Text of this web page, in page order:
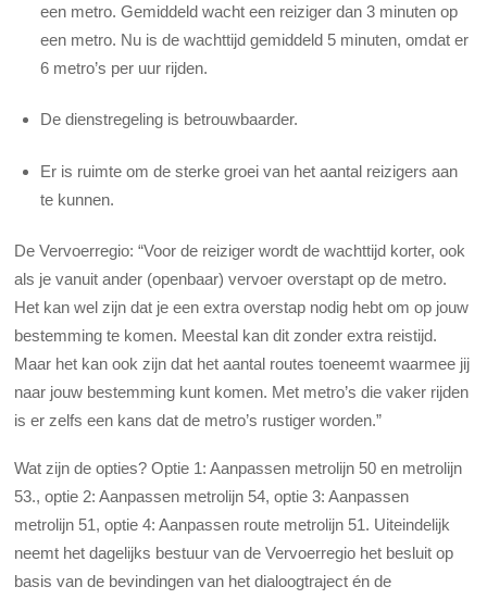
een metro. Gemiddeld wacht een reiziger dan 3 minuten op
een metro. Nu is de wachttijd gemiddeld 5 minuten, omdat er
6 metro’s per uur rijden.
De dienstregeling is betrouwbaarder.
Er is ruimte om de sterke groei van het aantal reizigers aan
te kunnen.
De Vervoerregio: “Voor de reiziger wordt de wachttijd korter, ook
als je vanuit ander (openbaar) vervoer overstapt op de metro.
Het kan wel zijn dat je een extra overstap nodig hebt om op jouw
bestemming te komen. Meestal kan dit zonder extra reistijd.
Maar het kan ook zijn dat het aantal routes toeneemt waarmee jij
naar jouw bestemming kunt komen. Met metro’s die vaker rijden
is er zelfs een kans dat de metro’s rustiger worden.”
Wat zijn de opties?Optie 1: Aanpassen metrolijn 50 en metrolijn
53., optie 2: Aanpassen metrolijn 54, optie 3: Aanpassen
metrolijn 51, optie 4: Aanpassen route metrolijn 51. Uiteindelijk
neemt het dagelijks bestuur van de Vervoerregio het besluit op
basis van de bevindingen van het dialoogtraject én de